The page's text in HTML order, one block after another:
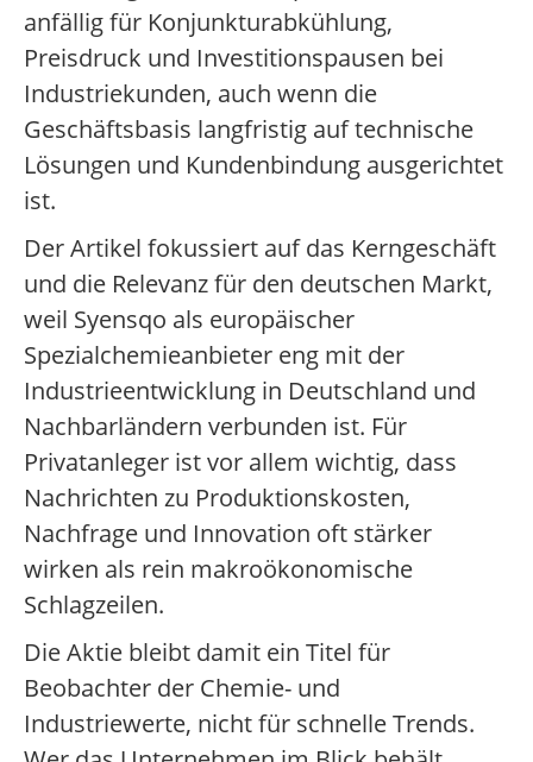
anfällig für Konjunkturabkühlung,
Preisdruck und Investitionspausen bei
Industriekunden, auch wenn die
Geschäftsbasis langfristig auf technische
Lösungen und Kundenbindung ausgerichtet
ist.
Der Artikel fokussiert auf das Kerngeschäft
und die Relevanz für den deutschen Markt,
weil Syensqo als europäischer
Spezialchemieanbieter eng mit der
Industrieentwicklung in Deutschland und
Nachbarländern verbunden ist. Für
Privatanleger ist vor allem wichtig, dass
Nachrichten zu Produktionskosten,
Nachfrage und Innovation oft stärker
wirken als rein makroökonomische
Schlagzeilen.
Die Aktie bleibt damit ein Titel für
Beobachter der Chemie- und
Industriewerte, nicht für schnelle Trends.